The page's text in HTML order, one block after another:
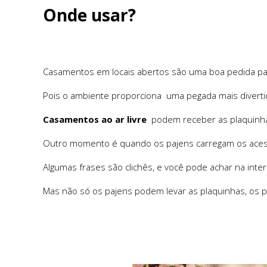
Onde usar?
Casamentos em locais abertos são uma boa pedida
Pois o ambiente proporciona uma pegada mais
Casamentos ao ar livre podem receber as
Outro momento é quando os pajens carregam os
Algumas frases são clichês, e você pode achar na
Mas não só os pajens podem levar as plaquinhas,